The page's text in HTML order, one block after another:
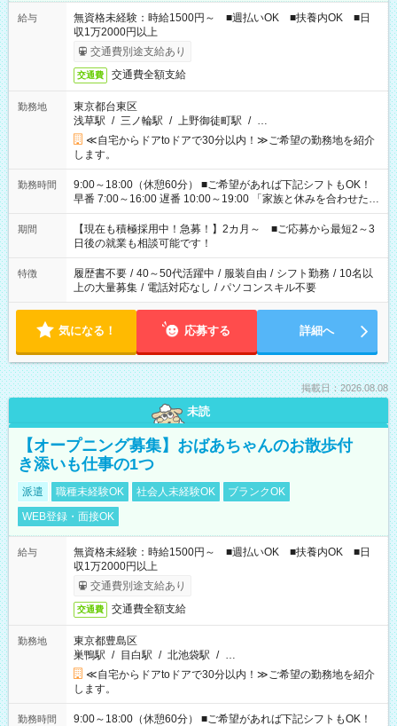
給与
無資格未経験：時給1500円～ ■週払いOK ■扶養内OK ■日
収1万2000円以上
交通費別途支給あり
交通費 交通費全額支給
勤務地
東京都台東区
浅草駅 / 三ノ輪駅 / 上野御徒町駅 / …
≪自宅からドアtoドアで30分以内！≫ご希望の勤務地を紹介
します。
勤務時間
9:00～18:00（休憩60分） ■ご希望があれば下記シフトもOK！
早番 7:00～16:00 遅番 10:00～19:00 「家族と休みを合わせた
い」 「余裕を持って夕飯の準備がしたい」 「できれば残業はし
たくない」 など、ご希望を教えてくださいね。 ※Wワーク希望
の方へ 今ご覧のお仕事で希望する勤務時間と、もう1つのお仕事
の勤務時間。 合計で週40時間を超える場合は応募できません。
期間
【現在も積極採用中！急募！】2カ月～ ■ご応募から最短2～3
日後の就業も相談可能です！
特徴 履歴書不要 / 40～50代活躍中 / 服装自由 / シフト勤務 / 10名以
上の大量募集 / 電話対応なし / パソコンスキル不要
気になる！ 応募する 詳細へ
掲載日：2026.08.08
未読
【オープニング募集】おばあちゃんのお散歩付
き添いも仕事の1つ
派遣 職種未経験OK 社会人未経験OK
ブランクOK
WEB登録・面接OK
給与
無資格未経験：時給1500円～ ■週払いOK ■扶養内OK ■日
収1万2000円以上
交通費別途支給あり
交通費 交通費全額支給
勤務地
東京都豊島区
巣鴨駅 / 目白駅 / 北池袋駅 / …
≪自宅からドアtoドアで30分以内！≫ご希望の勤務地を紹介
します。
勤務時間
9:00～18:00（休憩60分） ■ご希望があれば下記シフトもOK！